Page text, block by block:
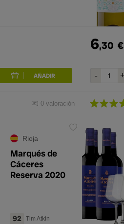
0 valoración
6,30 €
Rioja
Marqués de
Cáceres
Reserva 2020
92 Tim Atkin